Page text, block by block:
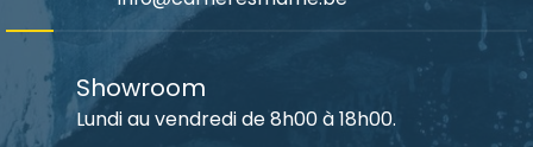
Showroom
Lundi au vendredi de 8h00 à 18h00.